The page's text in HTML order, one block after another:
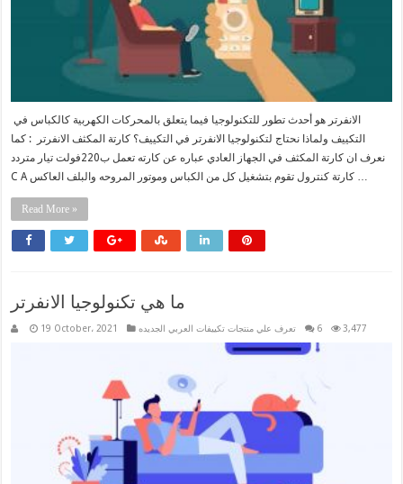
الانفرتر هو أحدث تطور للتكنولوجيا فيما يتعلق بالمحركات الكهربية كالكباس في
التكييف ولماذا نحتاج لتكنولوجيا الانفرتر في التكييف؟ كارتة المكثف الانفرتر : كما
نعرف ان كارتة المكثف في الجهاز العادي عباره عن كارته تعمل ب220فولت تيار متردد
Read More »
ما هي تكنولوجيا الانفرتر
19 October، 2021 تعرف علي منتجات تكييفات العربي الجديده 6 3,477